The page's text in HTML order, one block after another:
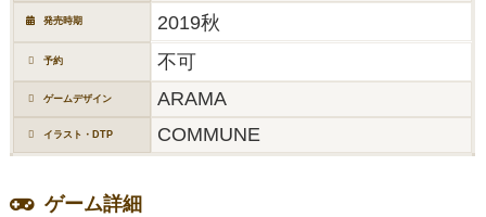
発売時期 2019秋
予約 不可
ゲームデザイン ARAMA
イラスト・DTP COMMUNE
ゲーム詳細